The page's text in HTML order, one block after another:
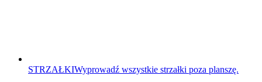
STRZAŁKIWyprowadź wszystkie strzałki poza planszę.